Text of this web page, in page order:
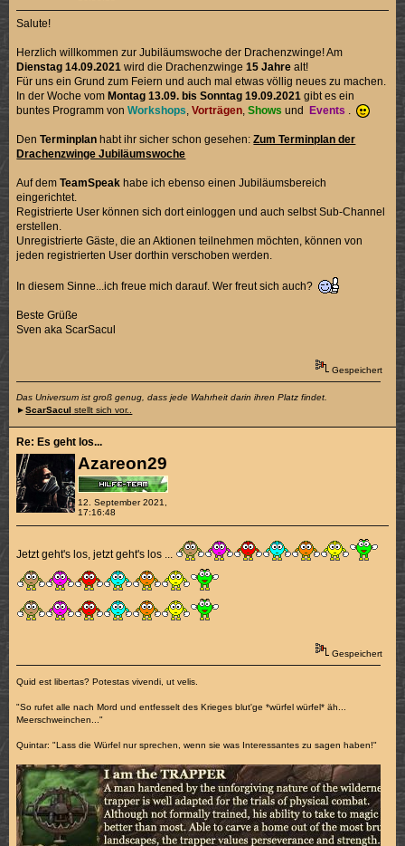
Salute!
Herzlich willkommen zur Jubiläumswoche der Drachenzwinge! Am
Dienstag 14.09.2021 wird die Drachenzwinge15 Jahre alt!
Für uns ein Grund zum Feiern und auch mal etwas völlig neues zu machen.
In der Woche vomMontag 13.09. bis Sonntag 19.09.2021 gibt es ein
buntes Programm vonWorkshops,Vorträgen,Shows undEvents .
DenTerminplan habt ihr sicher schon gesehen:Zum Terminplan der
Drachenzwinge Jubiläumswoche
Auf demTeamSpeakhabe ich ebenso einen Jubiläumsbereich
eingerichtet.
Registrierte User können sich dort einloggen und auch selbst Sub-Channel
erstellen.
Unregistrierte Gäste, die an Aktionen teilnehmen möchten, können von
jeden registrierten User dorthin verschoben werden.
In diesem Sinne...ich freue mich darauf. Wer freut sich auch?
Beste Grüße
Sven aka ScarSacul
Gespeichert
Das Universum ist groß genug, dass jede Wahrheit darin ihren Platz findet.
►ScarSacul stellt sich vor..
Azareon29
12. September 2021,
17:16:48
Re: Es geht los...
Jetzt geht's los, jetzt geht's los ...
Gespeichert
Quid est libertas? Potestas vivendi, ut velis.
"So rufet alle nach Mord und entfesselt des Krieges blut'ge *würfel würfel* äh...
Meerschweinchen..."
Quintar: "Lass die Würfel nur sprechen, wenn sie was Interessantes zu sagen haben!"